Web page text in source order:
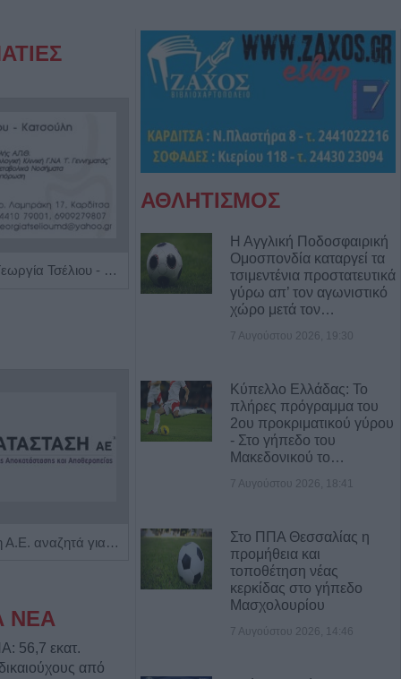
Ρευματολόγος "Γεωργία Τσέλιου - Κατσούλη" Χειρουργός Ωτορινολαρυγγολόγος "Θωμάς Γ. Καφφές"
Η Αποκατάσταση Α.Ε. αναζητά για εργασία Νοσηλευτές και Βοηθούς Νοσηλευτές Πωλείται μονοκατοικία τριών επιπέδων στο καταπράσινο Πευκόφυτο Καρδίτσας
ΝΕΑ
56,7 εκατ.
από
ΑΘΛΗΤΙΣΜΟΣ
Η Αγγλική Ποδοσφαιρική
Ομοσπονδία καταργεί τα
τσιμεντένια προστατευτικά
γύρω απ’ τον αγωνιστικό
χώρο μετά τον…
7 Αυγούστου 2026, 19:30
Κύπελλο Ελλάδας: Το
πλήρες πρόγραμμα του
2ου προκριματικού γύρου
- Στο γήπεδο του
Μακεδονικού το…
7 Αυγούστου 2026, 18:41
Στο ΠΠΑ Θεσσαλίας η
προμήθεια και
τοποθέτηση νέας
κερκίδας στο γήπεδο
Μασχολουρίου
7 Αυγούστου 2026, 14:46